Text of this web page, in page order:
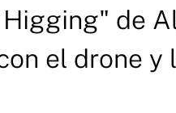
de
el drone